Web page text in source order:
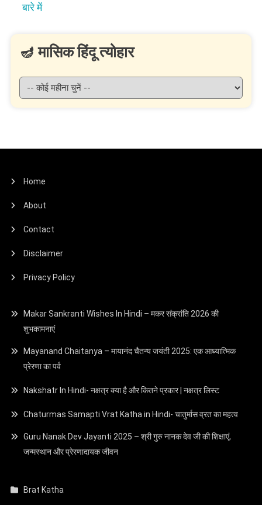
बारे में
🪔 मासिक हिंदू त्योहार
Home
About
Contact
Disclaimer
Privacy Policy
Makar Sankranti Wishes In Hindi – मकर संक्रांति 2026 की
शुभकामनाएं
Mayanand Chaitanya – मायानंद चैतन्य जयंती 2025: एक आध्यात्मिक
प्रेरणा का पर्व
Nakshatr In Hindi- नक्षत्र क्या है और कितने प्रकार | नक्षत्र लिस्ट
Chaturmas Samapti Vrat Katha in Hindi- चातुर्मास व्रत का महत्व
Guru Nanak Dev Jayanti 2025 – श्री गुरु नानक देव जी की शिक्षाएं,
जन्मस्थान और प्रेरणादायक जीवन
Brat Katha